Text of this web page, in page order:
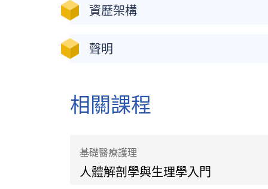
資歷架構
聲明
相關課程
基礎醫療護理
人體解剖學與生理學入門